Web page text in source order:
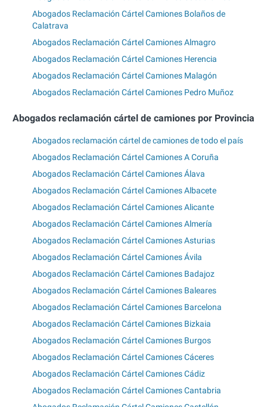
Abogados Reclamación Cártel Camiones Bolaños de
Calatrava
Abogados Reclamación Cártel Camiones Almagro
Abogados Reclamación Cártel Camiones Herencia
Abogados Reclamación Cártel Camiones Malagón
Abogados Reclamación Cártel Camiones Pedro Muñoz
Abogados reclamación cártel de camiones por Provincia
Abogados reclamación cártel de camiones de todo el país
Abogados Reclamación Cártel Camiones A Coruña
Abogados Reclamación Cártel Camiones Álava
Abogados Reclamación Cártel Camiones Albacete
Abogados Reclamación Cártel Camiones Alicante
Abogados Reclamación Cártel Camiones Almería
Abogados Reclamación Cártel Camiones Asturias
Abogados Reclamación Cártel Camiones Ávila
Abogados Reclamación Cártel Camiones Badajoz
Abogados Reclamación Cártel Camiones Baleares
Abogados Reclamación Cártel Camiones Barcelona
Abogados Reclamación Cártel Camiones Bizkaia
Abogados Reclamación Cártel Camiones Burgos
Abogados Reclamación Cártel Camiones Cáceres
Abogados Reclamación Cártel Camiones Cádiz
Abogados Reclamación Cártel Camiones Cantabria